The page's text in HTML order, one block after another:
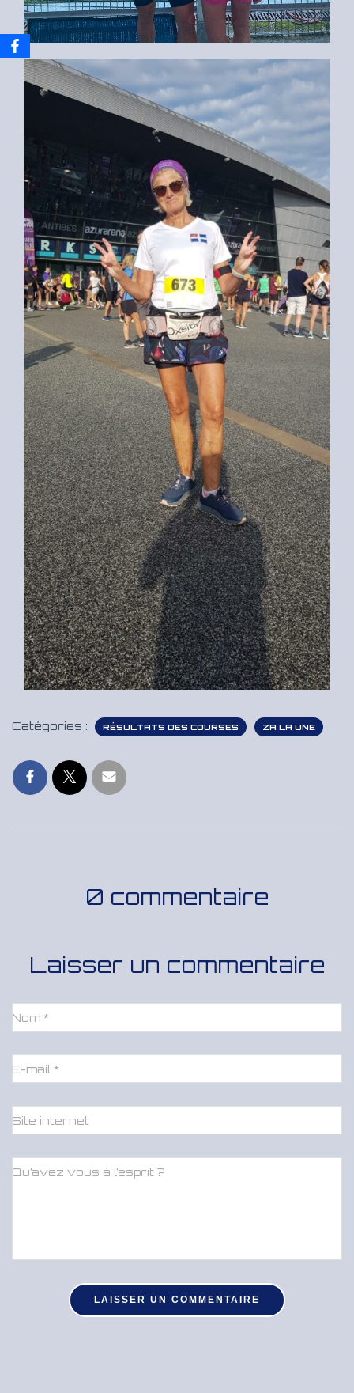
Catégories : RÉSULTATS DES COURSES ZA LA UNE
0 commentaire
Laisser un commentaire
Nom *
E-mail *
Site internet
Qu’avez vous à l’esprit ?